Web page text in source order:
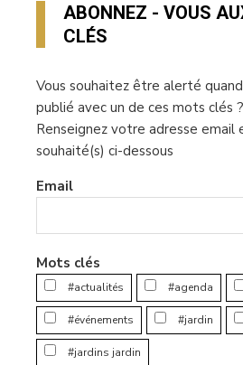
ABONNEZ - VOUS
CLÉS
Vous souhaitez être alerté
publié avec un de ces mots clés ?
Renseignez votre adresse email
souhaité(s) ci-dessous
Email
Mots clés
#actualités #agenda
#événements #jardin
#jardins jardin